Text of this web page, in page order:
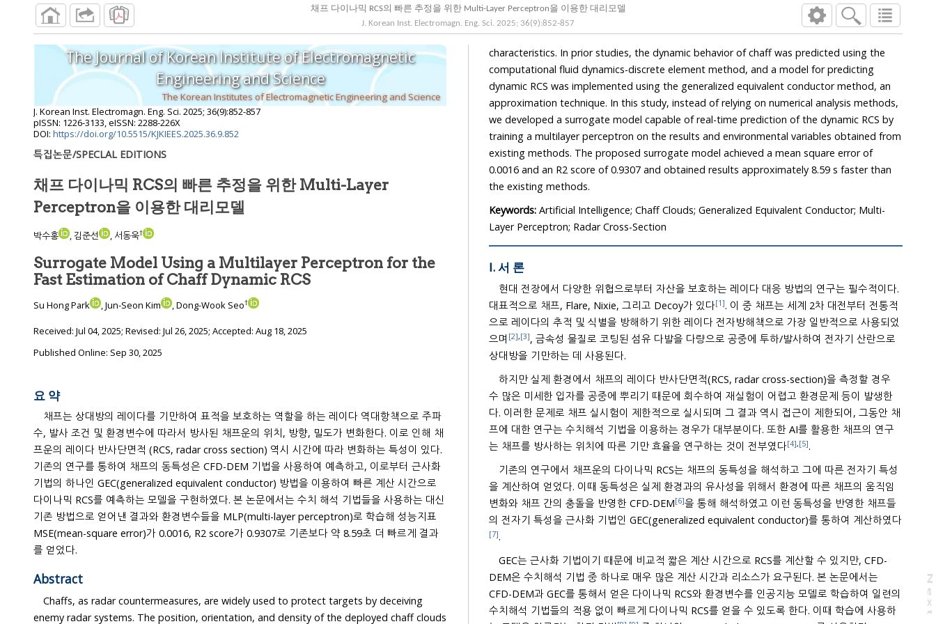
채프 다이나믹 RCS의 빠른 추정을 위한 Multi-Layer Perceptron을 이용한 대리모델
J. Korean Inst. Electromagn. Eng. Sci. 2025; 36(9):852-857
N
e
x
t
a
g
The Journal of Korean Institute of Electromagnetic
Engineering and Science
The Korean Institutes of Electromagnetic Engineering and Science
J. Korean Inst. Electromagn. Eng. Sci. 2025; 36(9):852-857
pISSN: 1226-3133, eISSN: 2288-226X
DOI: https://doi.org/10.5515/KJKIEES.2025.36.9.852
특집논문/SPECLAL EDITIONS
채프 다이나믹 RCS의 빠른 추정을 위한 Multi-Layer
Perceptron을 이용한 대리모델
박수홍 , 김준선 , 서동욱†
Surrogate Model Using a Multilayer Perceptron for the
Fast Estimation of Chaff Dynamic RCS
Su Hong Park , Jun-Seon Kim , Dong-Wook Seo†
Received: Jul 04, 2025; Revised: Jul 26, 2025; Accepted: Aug 18, 2025
Published Online: Sep 30, 2025
요 약
채프는 상대방의 레이다를 기만하여 표적을 보호하는 역할을 하는 레이다 역대항책으로 주파
수, 발사 조건 및 환경변수에 따라서 방사된 채프운의 위치, 방향, 밀도가 변화한다. 이로 인해 채
프운의 레이다 반사단면적 (RCS, radar cross section) 역시 시간에 따라 변화하는 특성이 있다.
기존의 연구를 통하여 채프의 동특성은 CFD-DEM 기법을 사용하여 예측하고, 이로부터 근사화
기법의 하나인 GEC(generalized equivalent conductor) 방법을 이용하여 빠른 계산 시간으로
다이나믹 RCS를 예측하는 모델을 구현하였다. 본 논문에서는 수치 해석 기법들을 사용하는 대신
기존 방법으로 얻어낸 결과와 환경변수들을 MLP(multi-layer perceptron)로 학습해 성능지표
MSE(mean-square error)가 0.0016, R2 score가 0.9307로 기존보다 약 8.59초 더 빠르게 결과
를 얻었다.
Abstract
Chaffs, as radar countermeasures, are widely used to protect targets by deceiving
enemy radar systems. The position, orientation, and density of the deployed chaff clouds
characteristics. In prior studies, the dynamic behavior of chaff was predicted using the
computational fluid dynamics-discrete element method, and a model for predicting
dynamic RCS was implemented using the generalized equivalent conductor method, an
approximation technique. In this study, instead of relying on numerical analysis methods,
we developed a surrogate model capable of real-time prediction of the dynamic RCS by
training a multilayer perceptron on the results and environmental variables obtained from
existing methods. The proposed surrogate model achieved a mean square error of
0.0016 and an R2 score of 0.9307 and obtained results approximately 8.59 s faster than
the existing methods.
Keywords: Artificial Intelligence; Chaff Clouds; Generalized Equivalent Conductor; Multi-
Layer Perceptron; Radar Cross-Section
Ⅰ. 서 론
현대 전장에서 다양한 위협으로부터 자산을 보호하는 레이다 대응 방법의 연구는 필수적이다.
대표적으로 채프, Flare, Nixie, 그리고 Decoy가 있다[1]. 이 중 채프는 세계 2차 대전부터 전통적
으로 레이다의 추적 및 식별을 방해하기 위한 레이다 전자방해책으로 가장 일반적으로 사용되었
으며 [2],[3], 금속성 물질로 코팅된 섬유 다발을 다량으로 공중에 투하/발사하여 전자기 산란으로
상대방을 기만하는 데 사용된다.
하지만 실제 환경에서 채프의 레이다 반사단면적(RCS, radar cross-section)을 측정할 경우
수 많은 미세한 입자를 공중에 뿌리기 때문에 회수하여 재실험이 어렵고 환경문제 등이 발생한
다. 이러한 문제로 채프 실시험이 제한적으로 실시되며 그 결과 역시 접근이 제한되어, 그동안 채
프에 대한 연구는 수치해석 기법을 이용하는 경우가 대부분이다. 또한 AI를 활용한 채프의 연구
는 채프를 방사하는 위치에 따른 기만 효율을 연구하는 것이 전부였다[4],[5].
기존의 연구에서 채프운의 다이나믹 RCS는 채프의 동특성을 해석하고 그에 따른 전자기 특성
을 계산하여 얻었다. 이때 동특성은 실제 환경과의 유사성을 위해서 환경에 따른 채프의 움직임
변화와 채프 간의 충돌을 반영한 CFD-DEM[6]을 통해 해석하였고 이런 동특성을 반영한 채프들
의 전자기 특성을 근사화 기법인 GEC(generalized equivalent conductor)를 통하여 계산하였다
[7].
GEC는 근사화 기법이기 때문에 비교적 짧은 계산 시간으로 RCS를 계산할 수 있지만, CFD-
DEM은 수치해석 기법 중 하나로 매우 많은 계산 시간과 리소스가 요구된다. 본 논문에서는
CFD-DEM과 GEC를 통해서 얻은 다이나믹 RCS와 환경변수를 인공지능 모델로 학습하여 일련의
수치해석 기법들의 적용 없이 빠르게 다이나믹 RCS를 얻을 수 있도록 한다. 이때 학습에 사용하